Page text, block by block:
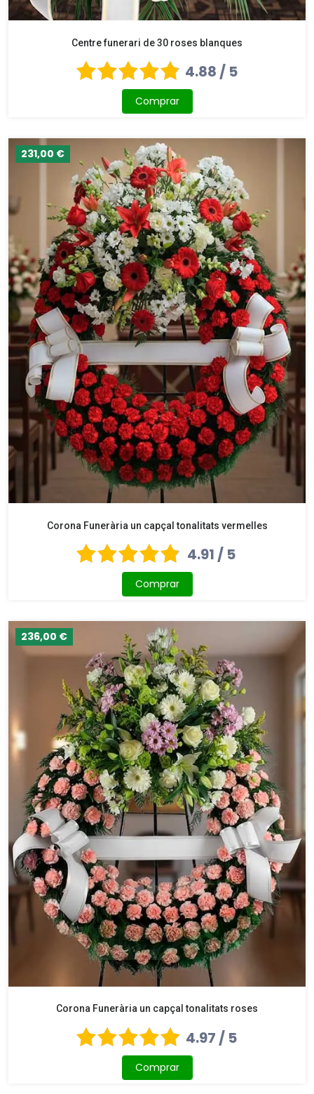
Centre funerari de 30 roses blanques
4.88 / 5
Comprar
231,00 €
Corona Funerària un capçal tonalitats vermelles
4.91 / 5
Comprar
236,00 €
Corona Funerària un capçal tonalitats roses
4.97 / 5
Comprar